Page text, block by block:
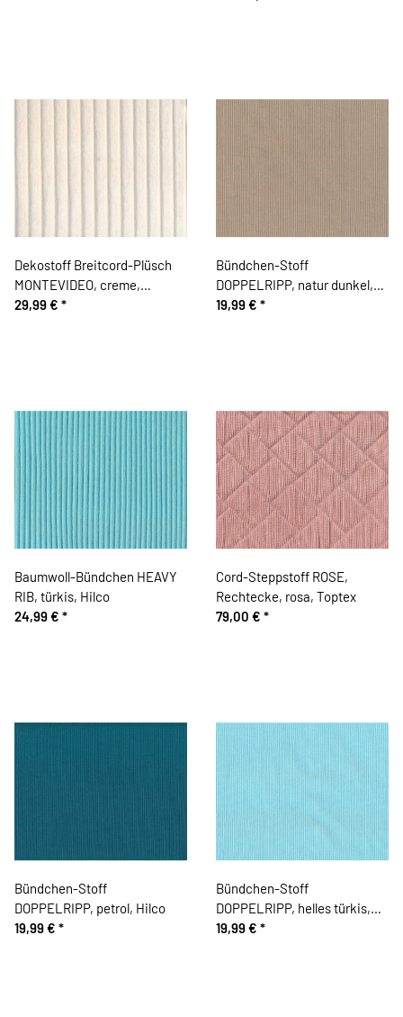
Dekostoff Breitcord-Plüsch
MONTEVIDEO, creme,
Swafing
29,99 € *
Bündchen-Stoff
DOPPELRIPP, natur dunkel,
Hilco
19,99 € *
Baumwoll-Bündchen HEAVY
RIB, türkis, Hilco
24,99 € *
Cord-Steppstoff ROSE,
Rechtecke, rosa, Toptex
79,00 € *
Bündchen-Stoff
DOPPELRIPP, petrol, Hilco
19,99 € *
Bündchen-Stoff
DOPPELRIPP, helles türkis,
Hilco
19,99 € *